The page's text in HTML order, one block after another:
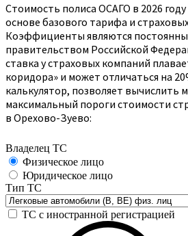
Стоимость полиса ОСАГО в 2026
основе базового тарифа и
Коэффициенты являются
правительством Российской
ставка у страховых компаний
коридора» и может отличаться на
калькулятор, позволяет вычислить
максимальный пороги стоимости
в Орехово-Зуево: